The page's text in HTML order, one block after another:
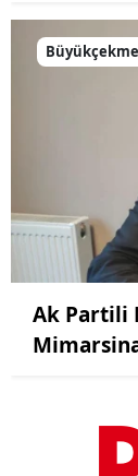
Ak Partili